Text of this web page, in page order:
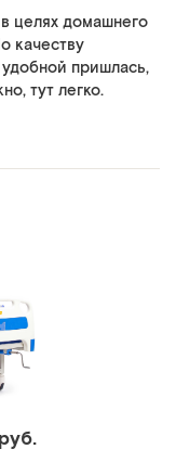
целях домашнего
качеству
пришлась,
тут легко.